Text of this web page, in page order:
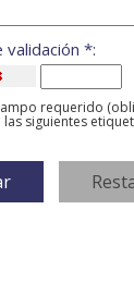
validación *:
requerido
las siguientes